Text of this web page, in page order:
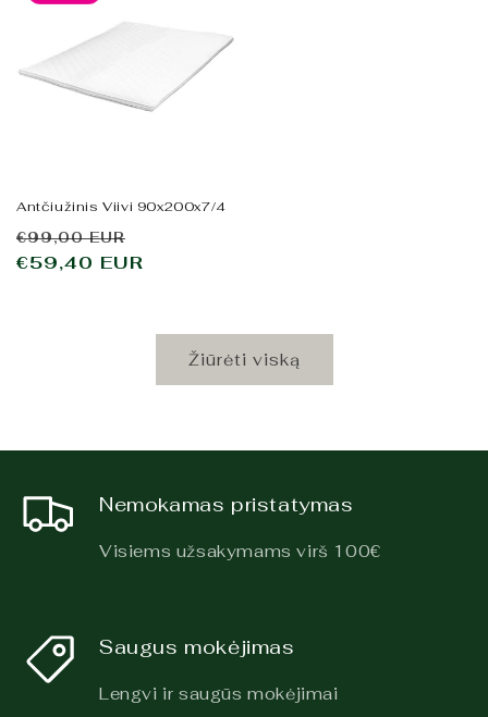
Antčiužinis Viivi 90x200x7/4
Įprasta
kaina
€99,00 EUR
kaina
€59,40 EUR
Žiūrėti viską
Nemokamas pristatymas
Visiems užsakymams virš 100€
Saugus mokėjimas
Lengvi ir saugūs mokėjimai